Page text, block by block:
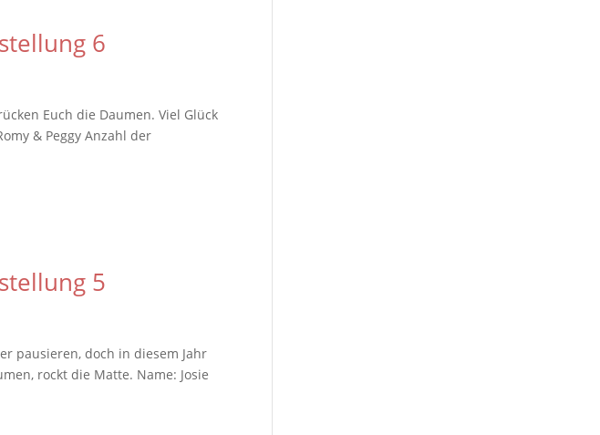
6
Euch die Daumen. Viel Glück
& Peggy Anzahl der
5
pausieren, doch in diesem Jahr
rockt die Matte. Name: Josie